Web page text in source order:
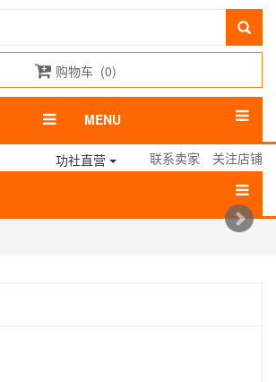
购物车 (0)
MENU
功社直营 联系卖家
关注店铺